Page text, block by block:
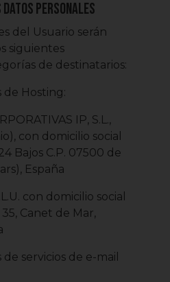
personales
del Usuario serán
siguientes
de destinatarios:
de Hosting:
IP, S.L.,
con domicilio social
Bajos C.P. 07500 de
España
con domicilio social
Canet de Mar,
servicios de e-mail